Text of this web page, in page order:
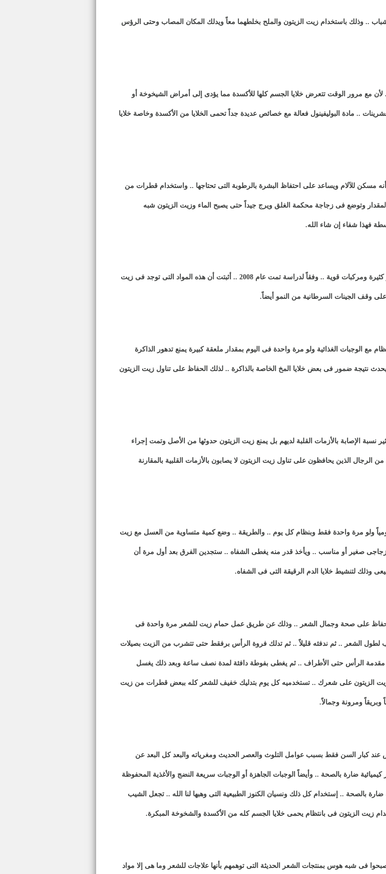
.. وذلك باستخدام زيت الزيتون والملح بخلطهما معاً ويدلك المكان المصاب وحتى الرؤس
مع مرور الوقت تتعرض خلايا الجسم كلها للأكسدة مما يؤدى إلى أمراض الشيخوخة أو
.. مادة البوليفينول فعالة مع خصائص عديدة جداً تحمى الخلايا من الأكسدة وخاصة خلايا
مسكن للآلام ويساعد على احتفاظ البشرة بالرطوبة التى تحتاجها .. واستخدام قطرات من
وتوضع فى زجاجة محكمة الغلق ويرج جيداً حتى يصبح الماء وزيت الزيتون شبه
فهذا شفاء إن شاء الله.
يحتوى زيت الزيتون على مركبات كيميائية نباتية وعناصر كثيرة ومركبات قوية .. وفقاً لدراسة تمت عام 2008 .. أثبتت أن هذه المواد التى توجد فى زيت
على وقف الجينات السرطانية من النمو أيضاً.
مع الوجبات الغذائية ولو مرة واحدة فى اليوم بمقدار ملعقة كبيرة يمنع تدهور الذاكرة
نتيجة ضمور فى بعض خلايا المخ الخاصة بالذاكرة .. لذلك الحفاظ على تناول زيت الزيتون
نسبة الإصابة بالأزمات القلبة لديهم بل يمنع زيت الزيتون حدوثها من الأصل وتمت إجراء
عام 2008 فى الولايات المتحدة .. أثبتت أن 82 % من الرجال الذين يحافظون على تناول زيت الزيتون لا يصابون بالأزمات القلبية بالمقارنة
ولو مرة واحدة فقط وبنظام كل يوم .. والطريقة .. وضع كمية متساوية من العسل مع زيت
صغير أو مناسب .. ويأخذ قدر منه يغطى الشفاه .. ستجدين الفرق بعد أول مرة أن
لتنشيط خلايا الدم الرقيقة التى فى الشفاه.
للحفاظ على صحة وجمال الشعر .. وذلك عن طريق عمل حمام زيت للشعر مرة واحدة فى
لطول الشعر .. ثم ندفئه قليلاً .. ثم تدلك فروة الرأس برفقط حتى تتشرب من الزيت بصيلات
مقدمة الرأس حتى الأطراف .. ثم يغطى بفوطة دافئة لمدة نصف ساعة وبعد ذلك يغسل
الزيتون على شعرك .. تستخدميه كل يوم بتدليك خفيف للشعر كله ببعض قطرات من زيت
ومرونة وجمالاً.
كبار السن فقط بسبب عوامل التلوث والعصر الحديث ومغرياته والبعد كل البعد عن
ضارة بالصحة .. وأيضاً الوجبات الجاهزة أو الوجبات سريعة النضج والأغذية المحفوظة
بالصحة .. إستخدام كل ذلك ونسيان الكنوز الطبيعية التى وهبها لنا الله .. تجعل الشيب
زيت الزيتون فى بانتظام يحمى خلايا الجسم كله من الأكسدة والشخوخة المبكرة.
فى شبه هوس بمنتجات الشعر الحديثة التى توهمهم بأنها علاجات للشعر وما هى إلا مواد